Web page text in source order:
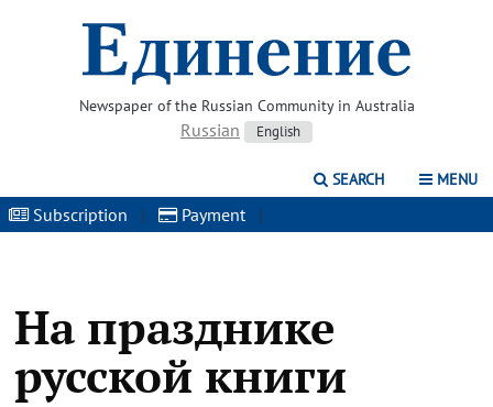
Newspaper of the Russian Community in Australia
Russian English
SEARCH MENU
Subscription | Payment |
На празднике
русской книги